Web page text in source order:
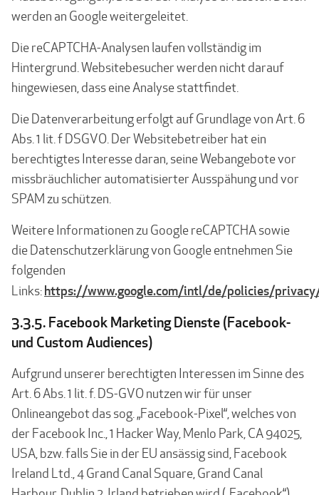
werden an Google weitergeleitet.
Die reCAPTCHA-Analysen laufen vollständig im
Hintergrund. Websitebesucher werden nicht darauf
hingewiesen, dass eine Analyse stattfindet.
Die Datenverarbeitung erfolgt auf Grundlage von Art. 6
Abs. 1 lit. f DSGVO. Der Websitebetreiber hat ein
berechtigtes Interesse daran, seine Webangebote vor
missbräuchlicher automatisierter Ausspähung und vor
SPAM zu schützen.
Weitere Informationen zu Google reCAPTCHA sowie
die Datenschutzerklärung von Google entnehmen Sie
folgenden
Links:https://www.google.com/intl/de/policies/
3.3.5. Facebook Marketing Dienste (Facebook-
und Custom Audiences)
Aufgrund unserer berechtigten Interessen im Sinne des
Art. 6 Abs. 1 lit. f. DS-GVO nutzen wir für unser
Onlineangebot das sog. „Facebook-Pixel“, welches von
der Facebook Inc., 1 Hacker Way, Menlo Park, CA 94025,
USA, bzw. falls Sie in der EU ansässig sind, Facebook
Ireland Ltd., 4 Grand Canal Square, Grand Canal